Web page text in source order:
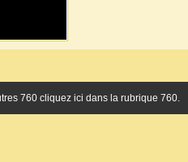
760 cliquez ici dans la rubrique 760.